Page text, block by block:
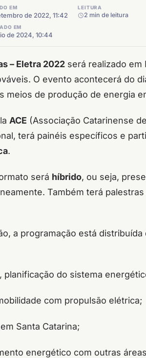
EM
de 2022, 11:42
EM
de 2024, 10:44
LEITURA
2 min de leitura
– Eletra 2022 será realizado em
O evento acontecerá do
meios de produção de energia
ACE (Associação Catarinense
terá painéis específicos e
.
será híbrido, ou seja,
Também terá
a programação está
planificação do sistema
com propulsão elétrica;
Santa Catarina;
energético com outras